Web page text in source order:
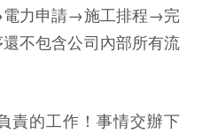
力申請→施工排程→完
不包含公司內部所有流
的工作！事情交辦下